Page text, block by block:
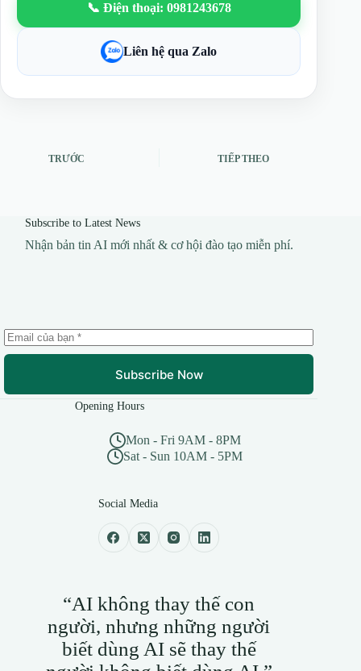
📞 Điện thoại: 0981243678
Liên hệ qua Zalo
TRƯỚC TIẾP THEO
Subscribe to Latest News
Nhận bản tin AI mới nhất & cơ hội đào tạo miễn phí.
Subscribe Now
Opening Hours
Mon - Fri 9AM - 8PM
Sat - Sun 10AM - 5PM
Social Media
“AI không thay thế con
người, nhưng những người
biết dùng AI sẽ thay thế